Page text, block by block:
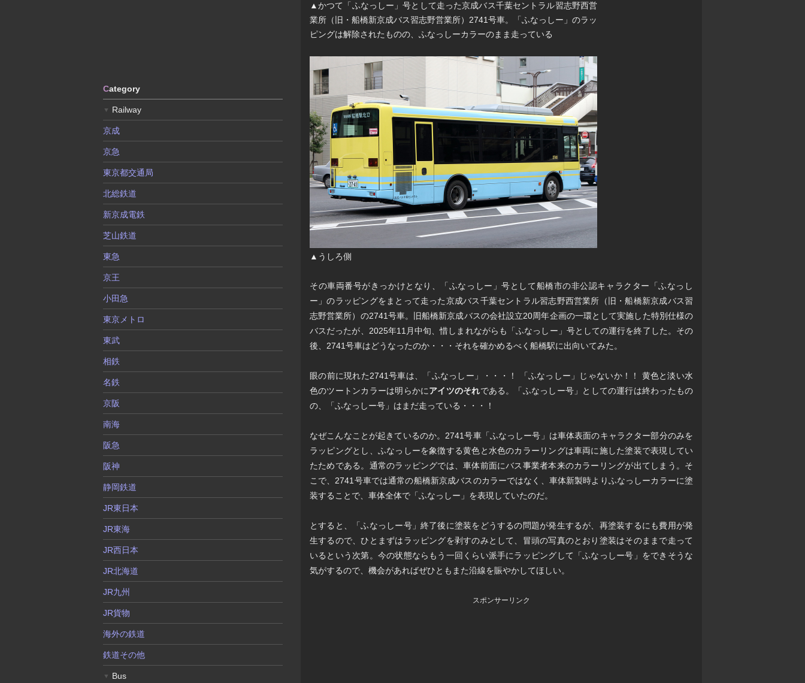
▲かつて「ふなっしー」号として走った京成バス千葉セントラル習志野西営
業所（旧・船橋新京成バス習志野営業所）2741号車。「ふなっしー」のラッ
ピングは解除されたものの、ふなっしーカラーのまま走っている
▲うしろ側
その車両番号がきっかけとなり、「ふなっしー」号として船橋市の非公認キャラクター「ふなっし
ー」のラッピングをまとって走った京成バス千葉セントラル習志野西営業所（旧・船橋新京成バス習
志野営業所）の2741号車。旧船橋新京成バスの会社設立20周年企画の一環として実施した特別仕様の
バスだったが、2025年11月中旬、惜しまれながらも「ふなっしー」号としての運行を終了した。その
後、2741号車はどうなったのか・・・それを確かめるべく船橋駅に出向いてみた。
眼の前に現れた2741号車は、「ふなっしー」・・・！ 「ふなっしー」じゃないか！！ 黄色と淡い水
色のツートンカラーは明らかにアイツのそれである。「ふなっしー号」としての運行は終わったもの
の、「ふなっしー号」はまだ走っている・・・！
なぜこんなことが起きているのか。2741号車「ふなっしー号」は車体表面のキャラクター部分のみを
ラッピングとし、ふなっしーを象徴する黄色と水色のカラーリングは車両に施した塗装で表現してい
たためである。通常のラッピングでは、車体前面にバス事業者本来のカラーリングが出てしまう。そ
こで、2741号車では通常の船橋新京成バスのカラーではなく、車体新製時よりふなっしーカラーに塗
装することで、車体全体で「ふなっしー」を表現していたのだ。
とすると、「ふなっしー号」終了後に塗装をどうするの問題が発生するが、再塗装するにも費用が発
生するので、ひとまずはラッピングを剥すのみとして、冒頭の写真のとおり塗装はそのままで走って
いるという次第。今の状態ならもう一回くらい派手にラッピングして「ふなっしー号」をできそうな
気がするので、機会があればぜひともまた沿線を賑やかしてほしい。
スポンサーリンク
Category
▼ Railway
京成
京急
東京都交通局
北総鉄道
新京成電鉄
芝山鉄道
東急
京王
小田急
東京メトロ
東武
相鉄
名鉄
京阪
南海
阪急
阪神
静岡鉄道
JR東日本
JR東海
JR西日本
JR北海道
JR九州
JR貨物
海外の鉄道
鉄道その他
▼ Bus